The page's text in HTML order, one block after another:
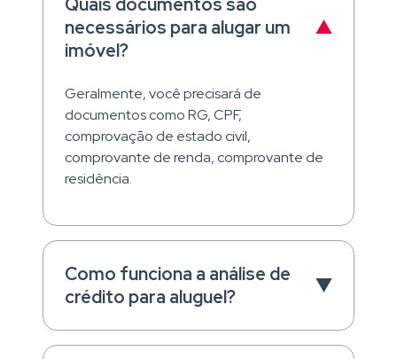
necessários para alugar um
imóvel?
Geralmente, você precisará de
documentos como RG, CPF,
comprovação de estado civil,
comprovante de renda, comprovante de
residência.
Como funciona a análise de
crédito para aluguel?